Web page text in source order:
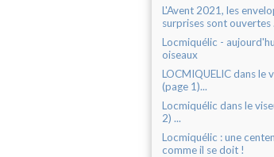
L'Avent 2021, les
surprises sont ouvertes
Locmiquélic -
oiseaux
LOCMIQUELIC dans le
(page 1)...
Locmiquélic dans le
2) ...
Locmiquélic : une
comme il se doit !